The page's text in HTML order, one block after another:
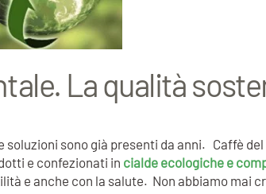
La qualità
sono già presenti da anni. Caffè
e confezionati in cialde ecologiche e
e anche con la salute. Non abbiamo mai